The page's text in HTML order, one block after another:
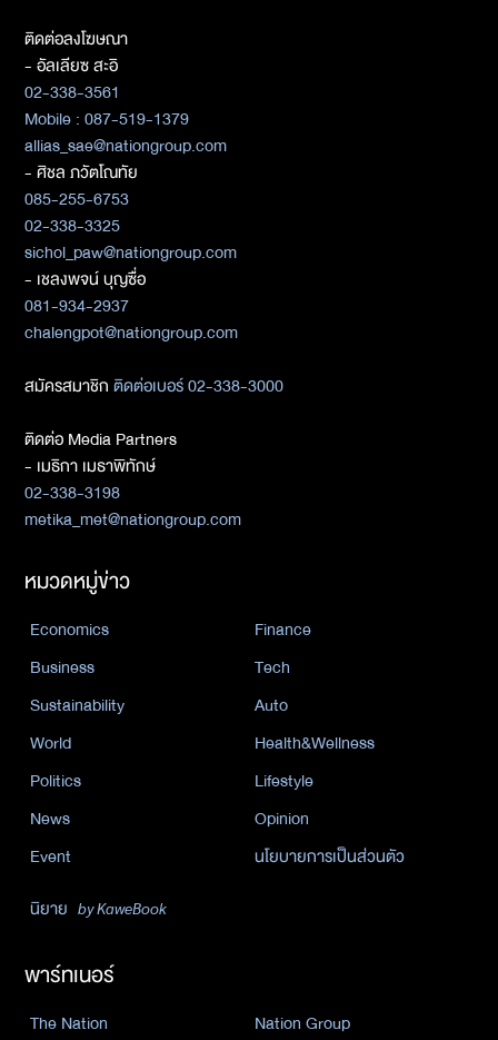
ติดต่อลงโฆษณา
- อัลเลียซ สะอิ
02-338-3561
Mobile : 087-519-1379
allias_sae@nationgroup.com
- ศิชล ภวัตโณทัย
085-255-6753
02-338-3325
sichol_paw@nationgroup.com
- เชลงพจน์ บุญซื่อ
081-934-2937
chalengpot@nationgroup.com
สมัครสมาชิกติดต่อเบอร์ 02-338-3000
ติดต่อ Media Partners
- เมธิกา เมธาพิทักษ์
02-338-3198
metika_met@nationgroup.com
หมวดหมู่ข่าว
Economics
Finance
Business
Tech
Sustainability
Auto
World
Health&Wellness
Politics
Lifestyle
News
Opinion
Event
นโยบายการเป็นส่วนตัว
นิยาย by KaweBook
พาร์ทเนอร์
The Nation Nation Group